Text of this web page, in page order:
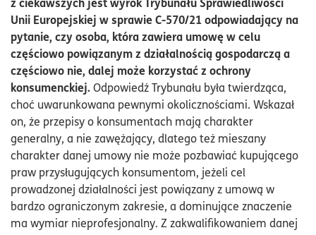
Unii Europejskiej w sprawie C-570/21 odpowiadający na
pytanie, czy osoba, która zawiera umowę w celu
częściowo powiązanym z działalnością gospodarczą a
częściowo nie, dalej może korzystać z ochrony
konsumenckiej.Odpowiedź Trybunału była twierdząca,
choć uwarunkowana pewnymi okolicznościami. Wskazał
on, że przepisy o konsumentach mają charakter
generalny, a nie zawężający, dlatego też mieszany
charakter danej umowy nie może pozbawiać kupującego
praw przysługujących konsumentom, jeżeli cel
prowadzonej działalności jest powiązany z umową w
bardzo ograniczonym zakresie, a dominujące znaczenie
ma wymiar nieprofesjonalny. Z zakwalifikowaniem danej